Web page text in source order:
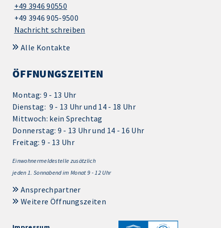
+49 3946 90550
+49 3946 905-9500
Nachricht schreiben
Alle Kontakte
ÖFFNUNGSZEITEN
Montag: 9 - 13 Uhr
Dienstag: 9 - 13 Uhr und 14 - 18 Uhr
Mittwoch: kein Sprechtag
Donnerstag: 9 - 13 Uhr und 14 - 16 Uhr
Freitag: 9 - 13 Uhr
Einwohnermeldestelle zusätzlich
jeden 1. Sonnabend im Monat 9 - 12 Uhr
Ansprechpartner
Weitere Öffnungszeiten